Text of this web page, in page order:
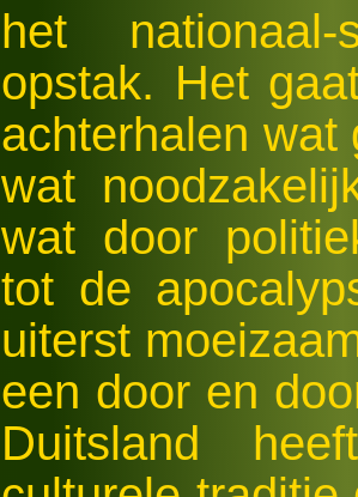
het
opstak. Het
achterhalen wat
wat
wat door
tot de
uiterst
een door en
Duitsland